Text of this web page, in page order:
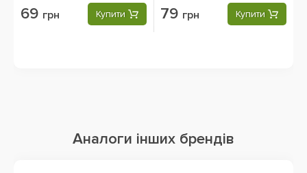
69 грн Купити 79 грн Купити
Аналоги інших брендів